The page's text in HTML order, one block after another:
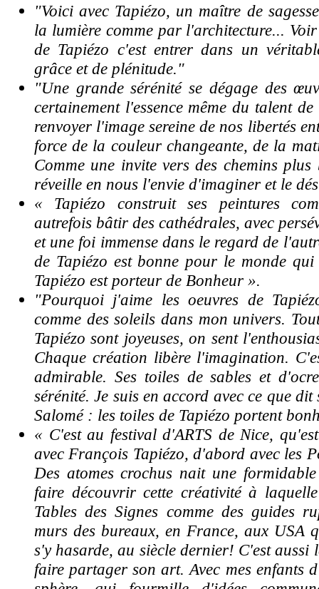
"Voici avec Tapiézo, un maître de
la lumière comme par l'architecture...
de Tapiézo c'est entrer dans un
grâce et de plénitude."
"Une grande sérénité se dégage des
certainement l'essence même du talent
renvoyer l'image sereine de nos libertés
force de la couleur changeante, de la
Comme une invite vers des chemins plus
réveille en nous l'envie d'imaginer et le
« Tapiézo construit ses peintures
autrefois bâtir des cathédrales, avec
et une foi immense dans le regard de
de Tapiézo est bonne pour le monde
Tapiézo est porteur de Bonheur ».
"Pourquoi j'aime les oeuvres de
comme des soleils dans mon univers.
Tapiézo sont joyeuses, on sent
Chaque création libère l'imagination.
admirable. Ses toiles de sables et
sérénité. Je suis en accord avec ce que dit
Salomé : les toiles de Tapiézo portent
« C'est au festival d'ARTS de Nice,
avec François Tapiézo, d'abord avec les
Des atomes crochus nait une
faire découvrir cette créativité à
Tables des Signes comme des guides
murs des bureaux, en France, aux USA
s'y hasarde, au siècle dernier! C'est aussi
faire partager son art. Avec mes enfants